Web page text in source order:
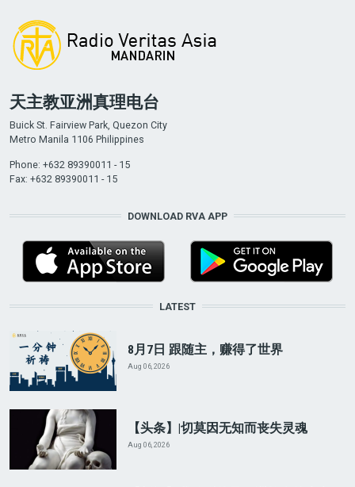
天主教亚洲真理电台
Buick St. Fairview Park, Quezon City
Metro Manila 1106 Philippines
Phone: +632 89390011 - 15
Fax: +632 89390011 - 15
DOWNLOAD RVA APP
LATEST
8月7日 跟随主，赚得了世界
Aug 06, 2026
【头条】|切莫因无知而丧失灵魂
Aug 06, 2026